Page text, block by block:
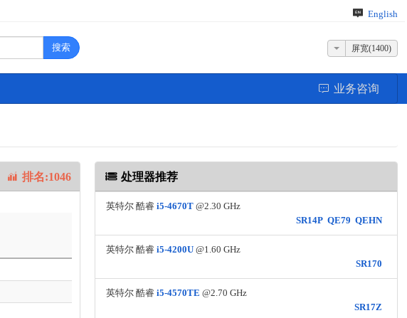
English
搜索 屏宽(1400)
业务咨询
排名:1046 处理器推荐
英特尔 酷睿 i5-4670T@2.30 GHz
SR14P QE79 QEHN
英特尔 酷睿 i5-4200U@1.60 GHz
SR170
英特尔 酷睿 i5-4570TE @2.70 GHz
SR17Z